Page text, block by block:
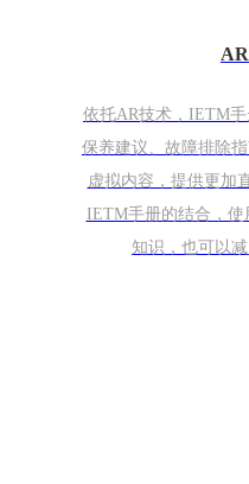
依托AR技术，IETM
保养建议、故障排除
虚拟内容，提供更加
IETM手册的结合，
知识，也可以